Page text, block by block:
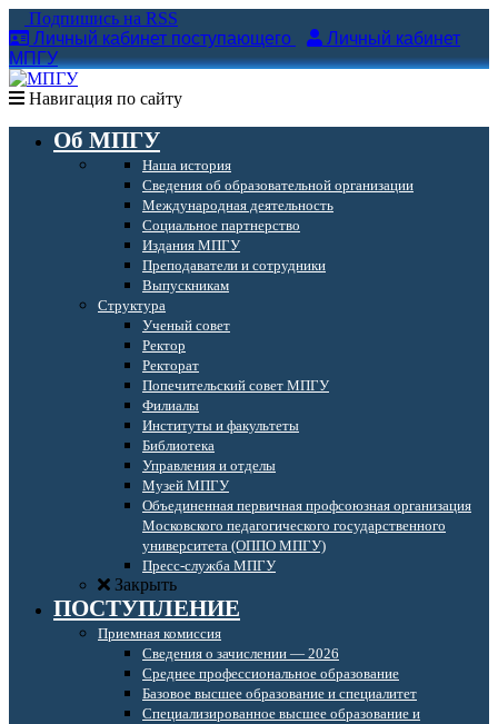
Подпишись на RSS
Личный кабинет поступающего
Личный кабинет
МПГУ
Навигация по сайту
Об МПГУ
Наша история
Сведения об образовательной организации
Международная деятельность
Социальное партнерство
Издания МПГУ
Преподаватели и сотрудники
Выпускникам
Структура
Ученый совет
Ректор
Ректорат
Попечительский совет МПГУ
Филиалы
Институты и факультеты
Библиотека
Управления и отделы
Музей МПГУ
Объединенная первичная профсоюзная организация
Московского педагогического государственного
университета (ОППО МПГУ)
Пресс-служба МПГУ
Закрыть
ПОСТУПЛЕНИЕ
Приемная комиссия
Сведения о зачислении — 2026
Среднее профессиональное образование
Базовое высшее образование и специалитет
Специализированное высшее образование и